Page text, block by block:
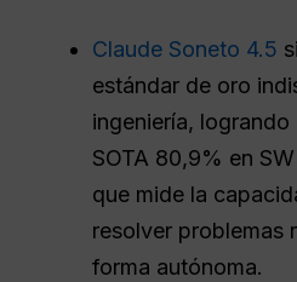
Claude Soneto 4.5
estándar de oro
ingeniería,
SOTA 80,9% en
que mide la
resolver problemas
forma autónoma.